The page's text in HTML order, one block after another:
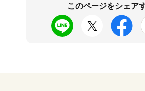
このページをシェア